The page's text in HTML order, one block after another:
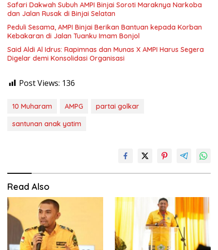
Safari Dakwah Subuh AMPI Binjai Soroti Maraknya Narkoba
dan Jalan Rusak di Binjai Selatan
Peduli Sesama, AMPI Binjai Berikan Bantuan kepada Korban
Kebakaran di Jalan Tuanku Imam Bonjol
Said Aldi Al Idrus: Rapimnas dan Munas X AMPI Harus Segera
Digelar demi Konsolidasi Organisasi
Post Views: 136
10 Muharam AMPG
partai golkar
santunan anak yatim
Read Also